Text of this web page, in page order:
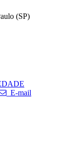
(SP)
E-mail